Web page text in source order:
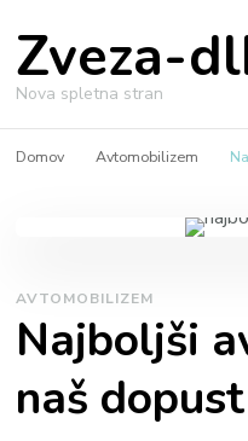
Zveza-
Nova spletna stran
Domov Avtomobilizem
AVTOMOBILIZEM
Najboljši
naš dopust